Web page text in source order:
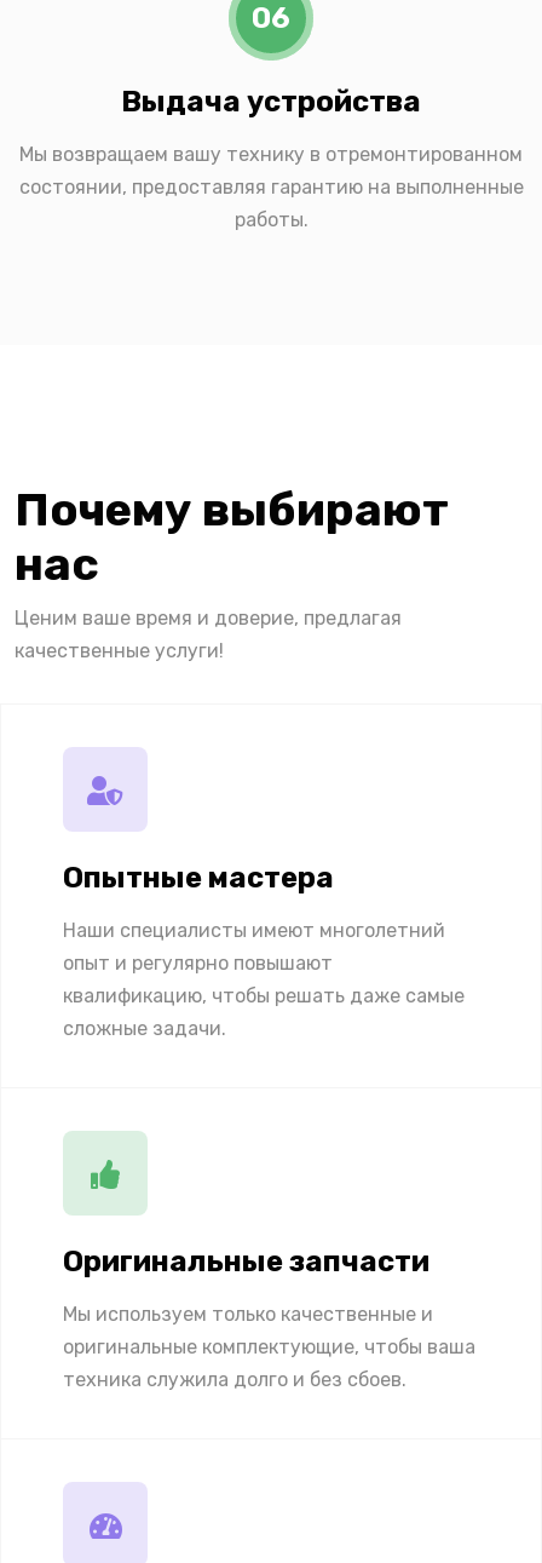
06
Выдача устройства
Мы возвращаем вашу технику в отремонтированном
состоянии, предоставляя гарантию на выполненные
работы.
Почему выбирают
нас
Ценим ваше время и доверие, предлагая
качественные услуги!
Опытные мастера
Наши специалисты имеют многолетний
опыт и регулярно повышают
квалификацию, чтобы решать даже самые
сложные задачи.
Оригинальные запчасти
Мы используем только качественные и
оригинальные комплектующие, чтобы ваша
техника служила долго и без сбоев.